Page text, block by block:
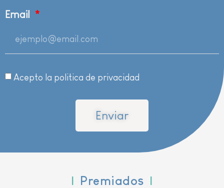
Email
Acepto la politica de privacidad
Enviar
| Premiados |